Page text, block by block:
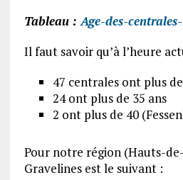
Tableau :Age-des-
Il faut savoir qu’à l’heure
47 centrales ont plus
24 ont plus de 35 ans
2 ont plus de 40
Pour notre région (Hauts-
Gravelines est le suivant :